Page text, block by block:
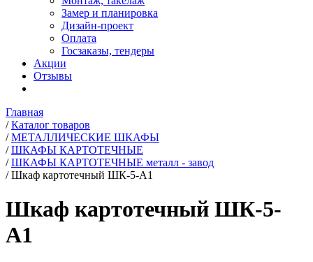
Замер и планировка
Дизайн-проект
Оплата
Госзаказы, тендеры
Акции
Отзывы
Главная
/ Каталог товаров
/ МЕТАЛЛИЧЕСКИЕ ШКАФЫ
/ ШКАФЫ КАРТОТЕЧНЫЕ
/ ШКАФЫ КАРТОТЕЧНЫЕ металл - завод
/ Шкаф картотечный ШК-5-А1
Шкаф картотечный ШК-5-
А1